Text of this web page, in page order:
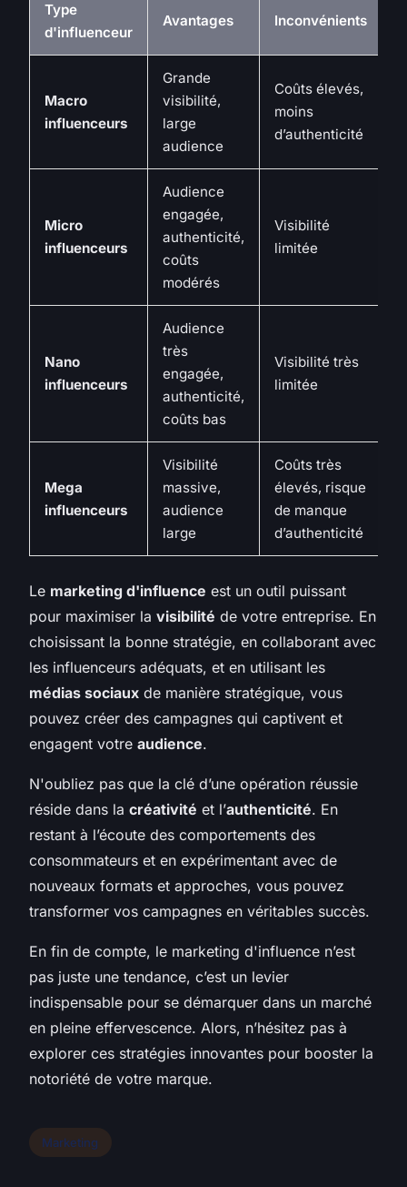
Type
d'influenceur
Avantages Inconvénients
Macro
influenceurs
Grande
visibilité,
large
audience
Coûts élevés,
moins
d’authenticité
Micro
influenceurs
Audience
engagée,
authenticité,
coûts
modérés
Visibilité
limitée
Nano
influenceurs
Audience
très
engagée,
authenticité,
coûts bas
Visibilité très
limitée
Mega
influenceurs
Visibilité
massive,
audience
large
Coûts très
élevés, risque
de manque
d’authenticité
Le marketing d'influence est un outil puissant
pour maximiser la visibilité de votre entreprise. En
choisissant la bonne stratégie, en collaborant avec
les influenceurs adéquats, et en utilisant les
médias sociaux de manière stratégique, vous
pouvez créer des campagnes qui captivent et
engagent votre audience.
N'oubliez pas que la clé d’une opération réussie
réside dans la créativité et l’authenticité. En
restant à l’écoute des comportements des
consommateurs et en expérimentant avec de
nouveaux formats et approches, vous pouvez
transformer vos campagnes en véritables succès.
En fin de compte, le marketing d'influence n’est
pas juste une tendance, c’est un levier
indispensable pour se démarquer dans un marché
en pleine effervescence. Alors, n’hésitez pas à
explorer ces stratégies innovantes pour booster la
notoriété de votre marque.
Marketing